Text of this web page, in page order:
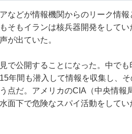
などが情報機関からのリーク情
そもイランは核兵器開発をしてい
が出ていた。
で公開することになった。中でも
年間も潜入して情報を収集し、
点だ。アメリカのCIA（中央情報
面下で危険なスパイ活動をして